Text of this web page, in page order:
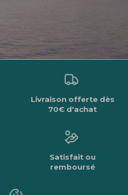
Livraison offerte dès
70€ d'achat
Satisfait ou
remboursé